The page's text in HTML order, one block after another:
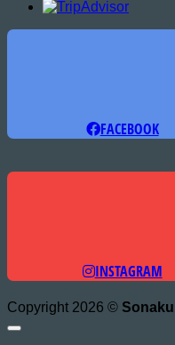
FACEBOOK
INSTAGRAM
Copyright 2026 © Sonakull